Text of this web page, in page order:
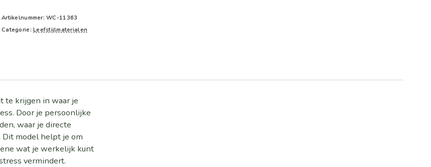
aantal
Artikelnummer:WC-11363
Categorie:Leefstijlmaterialen
te krijgen in waar je
Door je persoonlijke
waar je directe
model helpt je om
wat je werkelijk kunt
vermindert.